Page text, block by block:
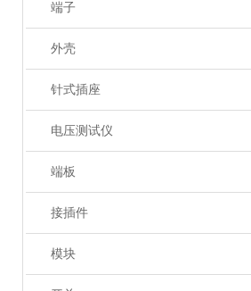
端子
外壳
针式插座
电压测试仪
端板
接插件
模块